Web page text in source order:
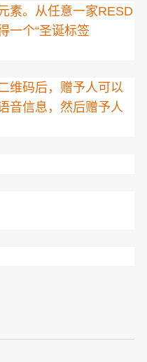
素。从任意一家RESD
一个“圣诞标签
维码后，赠予人可以
音信息，然后赠予人